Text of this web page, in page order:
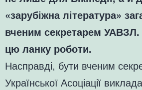
«зарубіжна література»
вченим секретарем УАВЗЛ.
цю ланку роботи.
Насправді, бути вченим
Української Асоціації